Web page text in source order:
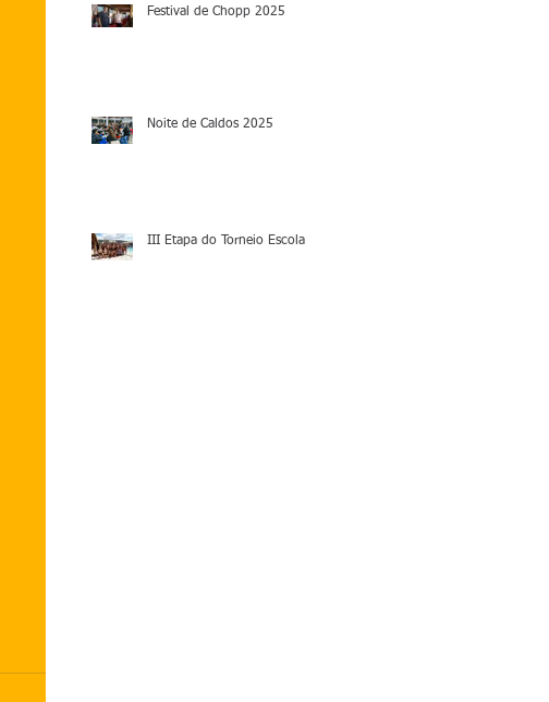
Festival de Chopp 2025
Noite de Caldos 2025
III Etapa do Torneio Escola